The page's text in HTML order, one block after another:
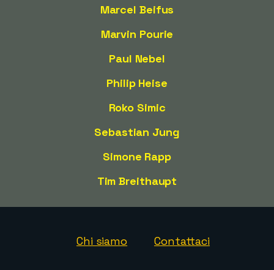
Marcel Beifus
Marvin Pourie
Paul Nebel
Philip Heise
Roko Simic
Sebastian Jung
Simone Rapp
Tim Breithaupt
Chi siamo Contattaci